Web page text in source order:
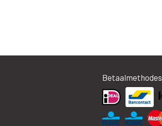
Betaalmethodes